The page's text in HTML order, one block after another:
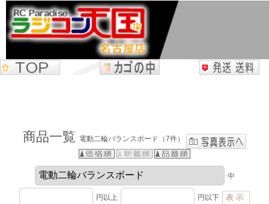
商品一覧 電動二輪バランスボード（7件）
中
円以上 円以下